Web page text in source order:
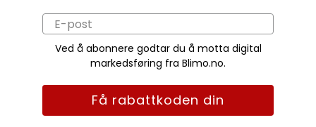
Ved å abonnere godtar du å motta digital
markedsføring fra Blimo.no.
Få rabattkoden din